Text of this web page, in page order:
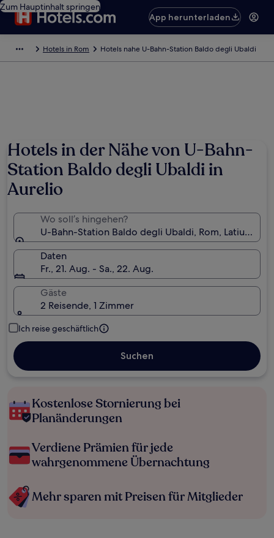
Zum Hauptinhalt springen
App herunterladen
Hotels in Rom Hotels nahe U-Bahn-Station Baldo degli Ubaldi
Hotels in der Nähe von U-Bahn-
Station Baldo degli Ubaldi in
Aurelio
Wo soll’s hingehen?
U-Bahn-Station Baldo degli Ubaldi, Rom, Latium,
Daten
Fr., 21. Aug. - Sa., 22. Aug.
Gäste
2 Reisende, 1 Zimmer
Ich reise geschäftlich
Suchen
Kostenlose Stornierung bei
Planänderungen
Verdiene Prämien für jede
wahrgenommene Übernachtung
Mehr sparen mit Preisen für Mitglieder